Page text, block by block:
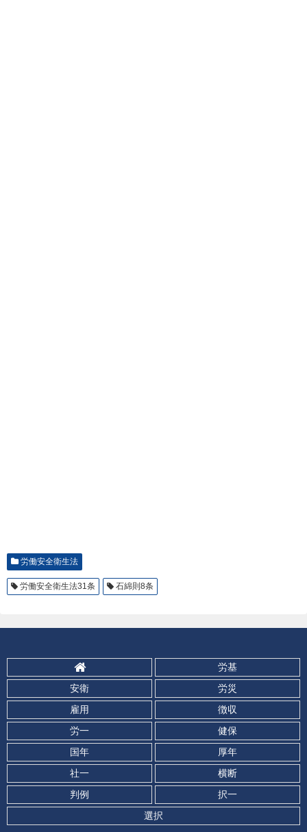
労働安全衛生法
労働安全衛生法31条 石綿則8条
労基
安衛
労災
雇用
徴収
労一
健保
国年
厚年
社一
横断
判例
択一
選択